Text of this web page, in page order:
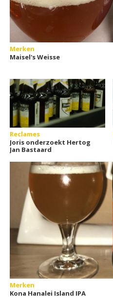
Merken
Maisel's Weisse
Reclames
Joris onderzoekt Hertog
Jan Bastaard
Merken
Kona Hanalei Island IPA